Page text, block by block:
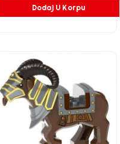
Dodaj U Korpu